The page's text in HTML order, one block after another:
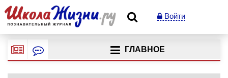
Войти
ГЛАВНОЕ